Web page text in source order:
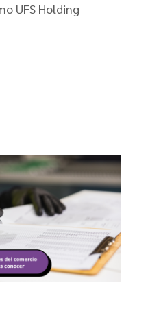
UFS Holding